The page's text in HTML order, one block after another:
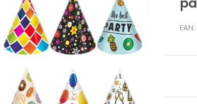
EAN: